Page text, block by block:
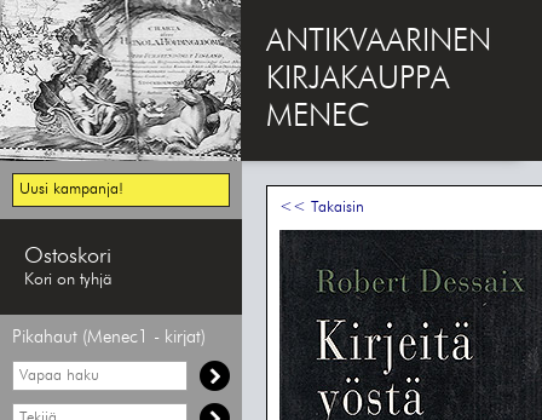
ANTIKVAARINEN
KIRJAKAUPPA
MENEC
Uusi kampanja!
Ostoskori
Kori on tyhjä
Pikahaut (Menec1 - kirjat)
Vapaa
haku
Hae
<< Takaisin